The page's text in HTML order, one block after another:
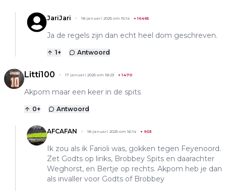
JariJari 18 januari 2025 om 15:14 +16465
Ja de regels zijn dan echt heel dom geschreven.
1+ Antwoord
Litti100 17 januari 2025 om 18:23 +1470
Akpom maar een keer in de spits
0+ Antwoord
AFCAFAN 18 januari 2025 om 16:14 + 903
Ik zou als ik Farioli was, gokken tegen Feyenoord.
Zet Godts op links, Brobbey Spits en daarachter
Weghorst, en Bertje op rechts. Akpom heb je dan
als invaller voor Godts of Brobbey